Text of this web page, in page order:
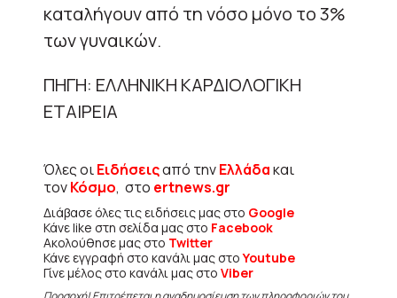
καταλήγουν από τη νόσο μόνο το 3%
των γυναικών.
ΠΗΓΗ: ΕΛΛΗΝΙΚΗ ΚΑΡΔΙΟΛΟΓΙΚΗ
ΕΤΑΙΡΕΙΑ
Όλες οιΕιδήσειςαπό τηνΕλλάδακαι
τονΚόσμο, στο ertnews.gr
Διάβασε όλες τις ειδήσεις μας στο Google
Κάνε like στη σελίδα μας στο Facebook
Ακολούθησε μας στο Twitter
Κάνε εγγραφή στο κανάλι μας στοYoutube
Γίνε μέλος στο κανάλι μας στο Viber